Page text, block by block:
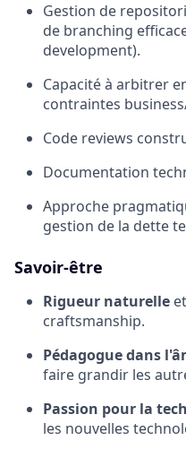
Gestion de
de branching
development).
Capacité à arbitrer
contraintes
Code reviews
Documentation
Approche
gestion de la dette
Savoir-être
Rigueur naturelle
craftsmanship.
Pédagogue dans
faire grandir les
Passion pour la tech
les nouvelles